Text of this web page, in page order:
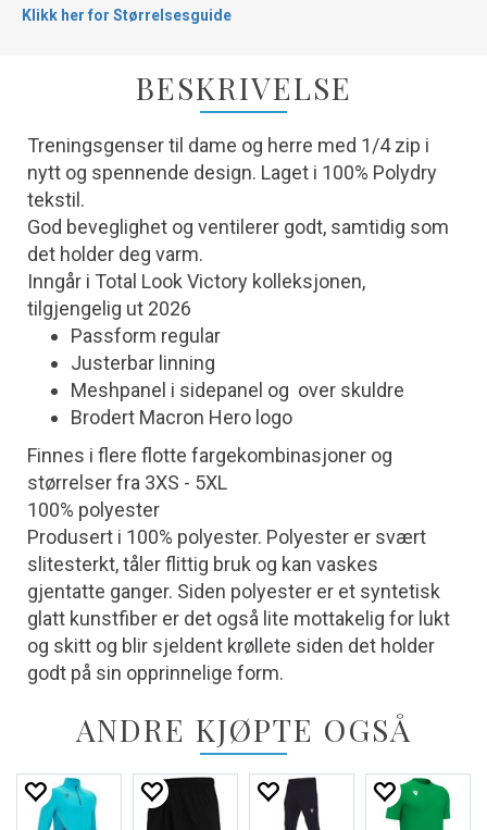
Klikk her for Størrelsesguide
BESKRIVELSE
Treningsgenser til dame og herre med 1/4 zip i
nytt og spennende design. Laget i 100% Polydry
tekstil.
God beveglighet og ventilerer godt, samtidig som
det holder deg varm.
Inngår i Total Look Victory kolleksjonen,
tilgjengelig ut 2026
Passform regular
Justerbar linning
Meshpanel i sidepanel og over skuldre
Brodert Macron Hero logo
Finnes i flere flotte fargekombinasjoner og
størrelser fra 3XS - 5XL
100% polyester
Produsert i 100% polyester. Polyester er svært
slitesterkt, tåler flittig bruk og kan vaskes
gjentatte ganger. Siden polyester er et syntetisk
glatt kunstfiber er det også lite mottakelig for lukt
og skitt og blir sjeldent krøllete siden det holder
godt på sin opprinnelige form.
ANDRE KJØPTE OGSÅ